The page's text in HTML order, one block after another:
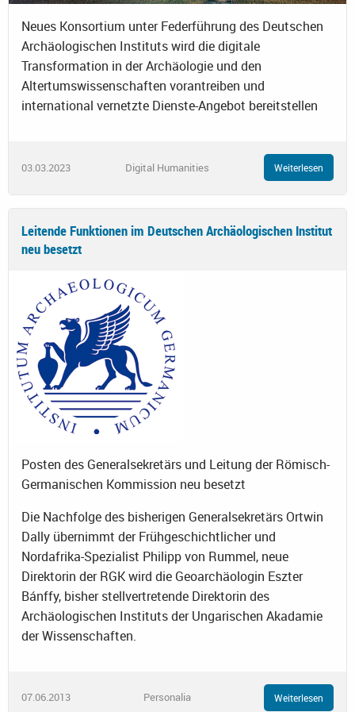
Neues Konsortium unter Federführung des Deutschen
Archäologischen Instituts wird die digitale
Transformation in der Archäologie und den
Altertumswissenschaften vorantreiben und
international vernetzte Dienste-Angebot bereitstellen
03.03.2023 Digital Humanities Weiterlesen
Leitende Funktionen im Deutschen Archäologischen Institut
neu besetzt
Posten des Generalsekretärs und Leitung der Römisch-
Germanischen Kommission neu besetzt
Die Nachfolge des bisherigen Generalsekretärs Ortwin
Dally übernimmt der Frühgeschichtlicher und
Nordafrika-Spezialist Philipp von Rummel, neue
Direktorin der RGK wird die Geoarchäologin Eszter
Bánffy, bisher stellvertretende Direktorin des
Archäologischen Instituts der Ungarischen Akadamie
der Wissenschaften.
07.06.2013 Personalia Weiterlesen